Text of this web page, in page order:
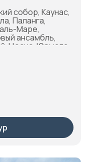
собор, Каунас,
Паланга,
Маре,
ансамбль,
Цесис, Юрмала